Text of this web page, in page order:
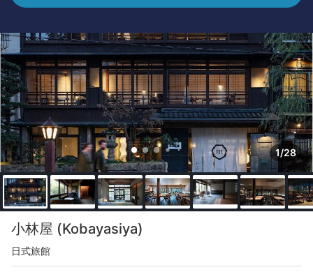
1/28
小林屋 (Kobayasiya)
日式旅館